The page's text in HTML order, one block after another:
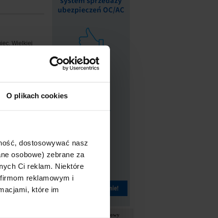
O plikach cookies
dostosowywać nasz
osobowe) zebrane za
Ci reklam. Niektóre
reklamowym i
które im
Wielkiej
być
80%.
Słownik ubezpieczeniowy